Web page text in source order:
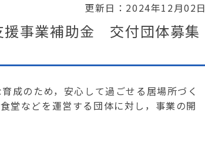
更新日：2024年12月02日
事業補助金 交付団体募集
成のため，安心して過ごせる居場所づく
堂などを運営する団体に対し，事業の開